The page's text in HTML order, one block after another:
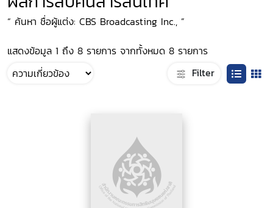
“ ค้นหา ชื่อผู้แต่ง: CBS Broadcasting Inc., ”
แสดงข้อมูล 1 ถึง 8 รายการ จากทั้งหมด 8 รายการ
Filter